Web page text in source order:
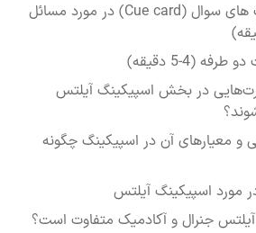
بخش 2: کارت های سوال (Cue card) در مورد مسائل
در بخش اسپیکینگ آیلتس
و معیارهای آن در اسپیکینگ چگونه
مورد اسپیکینگ آیلتس
آیلتس جنرال و آکادمیک متفاوت است؟